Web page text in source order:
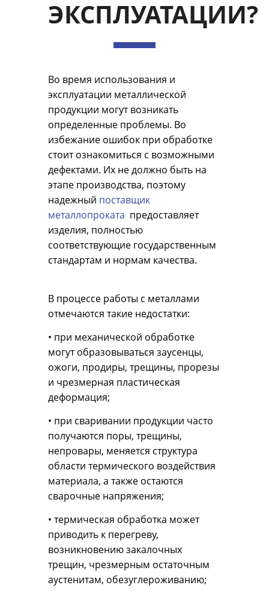
ЭКСПЛУАТАЦИИ?
Во время использования и
эксплуатации металлической
продукции могут возникать
определенные проблемы. Во
избежание ошибок при обработке
стоит ознакомиться с возможными
дефектами. Их не должно быть на
этапе производства, поэтому
надежный поставщик
металлопроката предоставляет
изделия, полностью
соответствующие государственным
стандартам и нормам качества.
В процессе работы с металлами
отмечаются такие недостатки:
• при механической обработке
могут образовываться заусенцы,
ожоги, продиры, трещины, прорезы
и чрезмерная пластическая
деформация;
• при сваривании продукции часто
получаются поры, трещины,
непровары, меняется структура
области термического воздействия
материала, а также остаются
сварочные напряжения;
• термическая обработка может
приводить к перегреву,
возникновению закалочных
трещин, чрезмерным остаточным
аустенитам, обезуглероживанию;